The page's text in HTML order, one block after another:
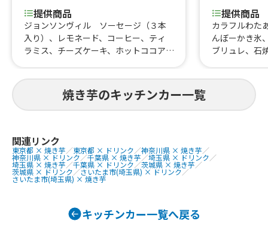
提供商品
ジョンソンヴィル ソーセージ（３本
入り）、レモネード、コーヒー、ティ
ラミス、チーズケーキ、ホットココア、
すじ煮込み、河内鴨串焼き、はらみ
重、はらみステーキ串イベント、トロ
牛タン串、なにわ黒牛ステーキ丼、な
にわ黒牛ステーキ串、大阪梅ポーク肉
熟成ハラミ串ランチ、塩タン串ランチ、
焼肉丼、大阪美人カステラ15個、大阪
美人カステラ25個、大阪美人カステラ4
0個、チュロス、りんご飴、大阪産梅ポ
しパイン、なにわ黒牛の極上焼きそ
提供商品
カラフルわた
んぼーかき氷
ブリュレ、石
焼き芋のキッチンカー一覧
関連リンク
東京都 × 焼き芋／東京都 × ドリンク／神奈川県 × 焼き芋／
神奈川県 × ドリンク／千葉県 × 焼き芋／埼玉県 × ドリンク／
埼玉県 × 焼き芋／千葉県 × ドリンク／茨城県 × 焼き芋／
茨城県 × ドリンク／さいたま市(埼玉県) × ドリンク／
さいたま市(埼玉県) × 焼き芋
キッチンカー一覧へ戻る